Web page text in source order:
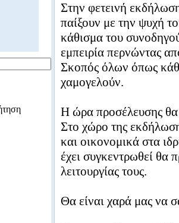
Στην φετεινή
παίξουν με την ψυχή
κάθισμα του
εμπειρία περνώντας
Σκοπός όλων όπως
χαμογελούν.
Η ώρα προσέλευσης θα
Στο χώρο της
και οικονομικά στα
έχει συγκεντρωθεί θα
λειτουργίας τους.
Θα είναι χαρά μας να